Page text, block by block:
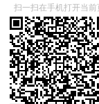
扫一扫在手机打开当前